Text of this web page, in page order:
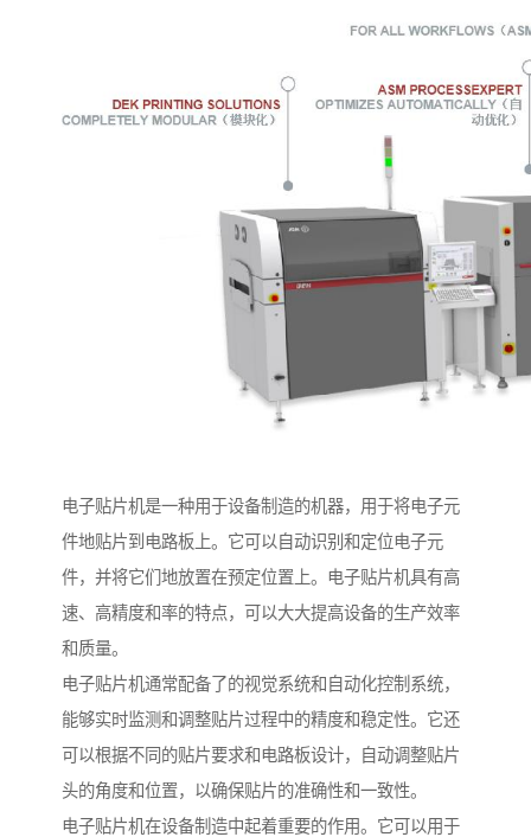
电子贴片机是一种用于设备制造的机器，用于将电子元
件地贴片到电路板上。它可以自动识别和定位电子元
件，并将它们地放置在预定位置上。电子贴片机具有高
速、高精度和率的特点，可以大大提高设备的生产效率
和质量。
电子贴片机通常配备了的视觉系统和自动化控制系统，
能够实时监测和调整贴片过程中的精度和稳定性。它还
可以根据不同的贴片要求和电路板设计，自动调整贴片
头的角度和位置，以确保贴片的准确性和一致性。
电子贴片机在设备制造中起着重要的作用。它可以用于